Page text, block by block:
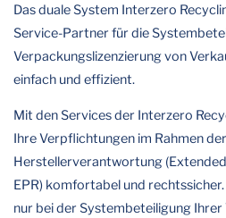
Das duale System Interzero
Service-Partner für die
Verpackungslizenzierung von
einfach und effizient.
Mit den Services der Interzero
Ihre Verpflichtungen im Rahmen
Herstellerverantwortung
EPR) komfortabel und
nur bei der Systembeteiligung